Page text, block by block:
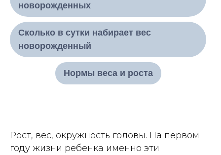
новорожденных
Сколько в сутки набирает вес
новорожденный
Нормы веса и роста
Рост, вес, окружность головы. На первом
году жизни ребенка именно эти